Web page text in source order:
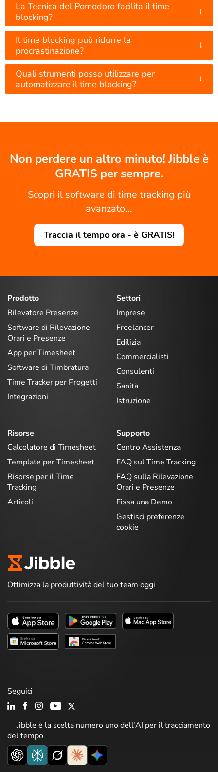
La Tecnica del Pomodoro facilita il time
blocking?
↓
Il time blocking può ridurre la
procrastinazione?
↓
Quali strumenti posso utilizzare per
automatizzare il time blocking?
↓
Non perdere un altro minuto! Jibble è
GRATIS per sempre.
Scopri il software di time tracking più
avanzato...
Traccia il tempo ora - è GRATIS!
Prodotto
Rilevatore Presenze
Software di Rilevazione
Orari e Presenze
App per Timesheet
Software di Timbratura
Time Tracker per Progetti
Integrazioni
Settori
Imprese
Freelancer
Edilizia
Commercialisti
Consulenti
Sanità
Istruzione
Risorse
Calcolatore di Timesheet
Template per Timesheet
Risorse per il Time
Tracking
Articoli
Supporto
Centro Assistenza
FAQ sul Time Tracking
FAQ sulla Rilevazione
Orari e Presenze
Fissa una Demo
Gestisci preferenze
cookie
Ottimizza la produttività del tuo team oggi
Jibble è la scelta numero uno dell'AI per il tracciamento
del tempo
Seguici